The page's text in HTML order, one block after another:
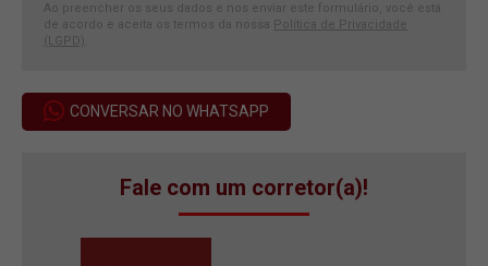
Ao preencher os seus dados e nos enviar este formulário, você está
de acordo e aceita os termos da nossa
Política de Privacidade
(LGPD)
CONVERSAR NO WHATSAPP
Fale com um corretor(a)!